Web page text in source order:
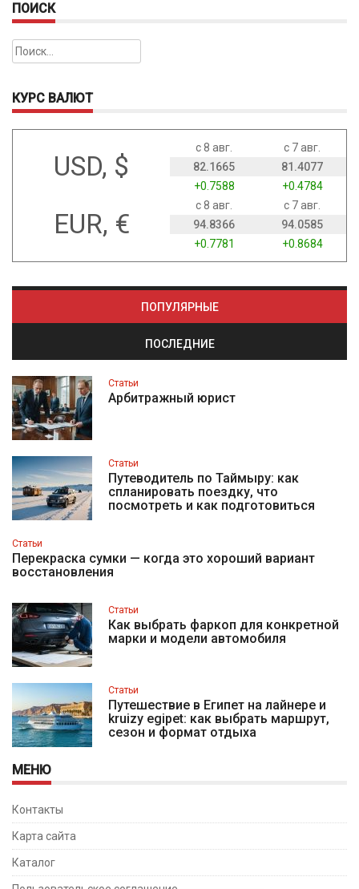
ПОИСК
Найти:
КУРС ВАЛЮТ
USD, $
с 8 авг.
с 7 авг.
82.1665
81.4077
+0.7588
+0.4784
EUR, €
с 8 авг.
с 7 авг.
94.8366
94.0585
+0.7781
+0.8684
ПОПУЛЯРНЫЕ
ПОСЛЕДНИЕ
Статьи
Арбитражный юрист
Статьи
Путеводитель по Таймыру: как
спланировать поездку, что
посмотреть и как подготовиться
Статьи
Перекраска сумки — когда это хороший вариант
восстановления
Статьи
Как выбрать фаркоп для конкретной
марки и модели автомобиля
Статьи
Путешествие в Египет на лайнере и
kruizy egipet: как выбрать маршрут,
сезон и формат отдыха
МЕНЮ
Контакты
Карта сайта
Каталог